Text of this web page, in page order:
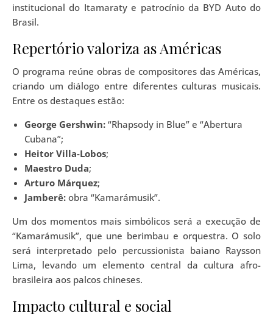
institucional do Itamaraty e patrocínio da BYD Auto do
Brasil.
Repertório valoriza as Américas
O programa reúne obras de compositores das Américas,
criando um diálogo entre diferentes culturas musicais.
Entre os destaques estão:
George Gershwin: “Rhapsody in Blue” e “Abertura
Cubana”;
Heitor Villa-Lobos;
Maestro Duda;
Arturo Márquez;
Jamberê: obra “Kamarámusik”.
Um dos momentos mais simbólicos será a execução de
“Kamarámusik”, que une berimbau e orquestra. O solo
será interpretado pelo percussionista baiano Raysson
Lima, levando um elemento central da cultura afro-
brasileira aos palcos chineses.
Impacto cultural e social